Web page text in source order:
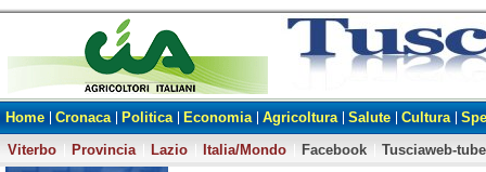
Home Cronaca Politica Economia Agricoltura Salute Cultura
Viterbo
Provincia Lazio Italia/Mondo Facebook Tusciaweb-tube